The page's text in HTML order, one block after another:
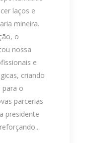
laços e
mineira.
o
nossa
e
criando
para o
parcerias
presidente